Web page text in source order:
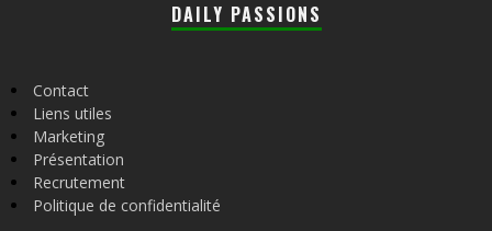
DAILY PASSIONS
Contact
Liens utiles
Marketing
Présentation
Recrutement
Politique de confidentialité